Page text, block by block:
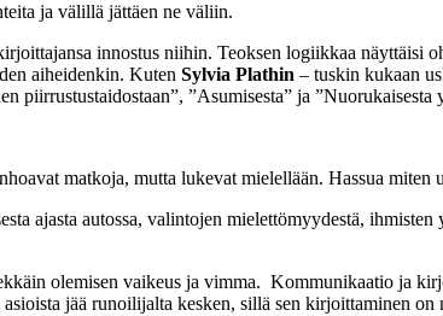
ja välillä jättäen ne väliin.
innostus niihin. Teoksen logiikkaa näyttäisi
aiheidenkin. Kuten Sylvia Plathin – tuskin kukaan
piirrustustaidostaan”, ”Asumisesta” ja ”Nuorukaisesta
matkoja, mutta lukevat mielellään. Hassua miten
ajasta autossa, valintojen mielettömyydestä,
olemisen vaikeus ja vimma. Kommunikaatio ja
jää runoilijalta kesken, sillä sen kirjoittaminen on